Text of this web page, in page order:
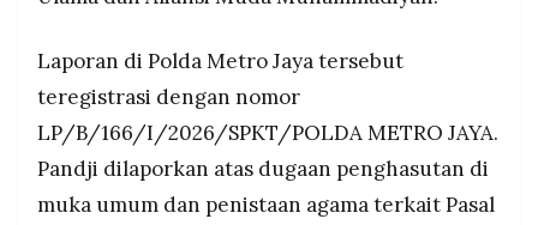
Laporan di Polda Metro Jaya tersebut
teregistrasi dengan nomor
LP/B/166/I/2026/SPKT/POLDA METRO JAYA.
Pandji dilaporkan atas dugaan penghasutan di
muka umum dan penistaan agama terkait Pasal